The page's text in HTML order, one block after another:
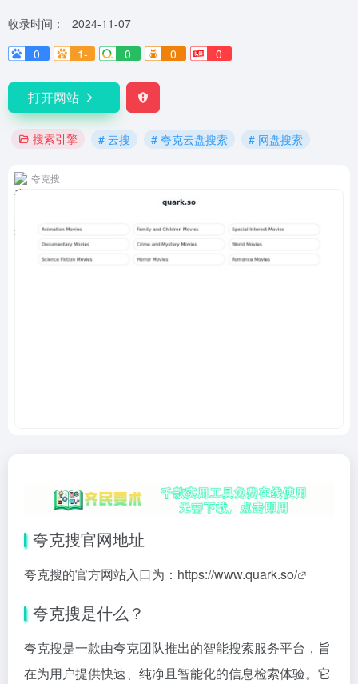
收录时间：
2024-11-07
0
1- 0 0 0
打开网站
搜索引擎 # 云搜 # 夸克云盘搜索 # 网盘搜索
夸克搜
夸克搜官网地址
夸克搜的官方网站入口为： https://www.quark.so/
夸克搜是什么？
夸克搜是一款由夸克团队推出的智能搜索服务平台，旨
在为用户提供快速、纯净且智能化的信息检索体验。它